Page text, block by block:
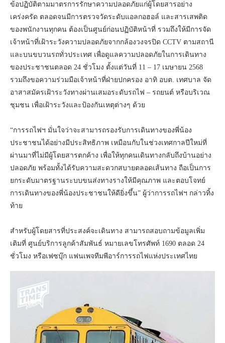
ข้อปฏิบัติตามมาตรการรักษาความปลอดภัยแก่ผู้โดยสารอย่าง
เคร่งครัด ตลอดจนมีการตรวจวัดระดับแอลกอฮอล์ และสารเสพติด
ของพนักงานทุกคน ต้องเป็นศูนย์ก่อนปฏิบัติหน้าที่ รวมถึงให้มีการจัด
เจ้าหน้าที่เฝ้าระวังความปลอดภัยจากกล้องวงจรปิด CCTV ตามสถานี
และบนขบวนรถทั่วประเทศ เพื่อดูแลความปลอดภัยในการเดินทาง
ของประชาชนตลอด 24 ชั่วโมง ตั้งแต่วันที่ 11 – 17 เมษายน 2568
รวมถึงขอความร่วมมือเจ้าหน้าที่ฝ่ายปกครอง อาทิ อบต. เทศบาล จัด
อาสาสมัครเฝ้าระวังทางผ่านเสมอระดับรถไฟ – รถยนต์ หรือบริเวณ
ชุมชน เพื่อเฝ้าระวังและป้องกันเหตุต่างๆ ด้วย
“การรถไฟฯ มั่นใจว่าจะสามารถรองรับการเดินทางของพี่น้อง
ประชาชนได้อย่างมีประสิทธิภาพ เหมือนกับในช่วงเทศกาลปีใหม่ที่
ผ่านมาที่ไม่มีผู้โดยสารตกค้าง เพื่อให้ทุกคนเดินทางกลับถึงบ้านอย่าง
ปลอดภัย พร้อมทั้งได้รับความสะดวกสบายตลอดเส้นทาง ถือเป็นการ
ยกระดับมาตรฐานระบบขนส่งทางรางให้มีคุณภาพ และตอบโจทย์
การเดินทางของพี่น้องประชาชนให้ดียิ่งขึ้น” ผู้ว่าการรถไฟฯ กล่าวทิ้ง
ท้าย
สำหรับผู้โดยสารที่ประสงค์จะเดินทาง สามารถสอบถามข้อมูลเพิ่ม
เติมที่ ศูนย์บริการลูกค้าสัมพันธ์ หมายเลขโทรศัพท์ 1690 ตลอด 24
ชั่วโมง หรือเฟซบุ๊ก แฟนเพจทีมพีอาร์การรถไฟแห่งประเทศไทย